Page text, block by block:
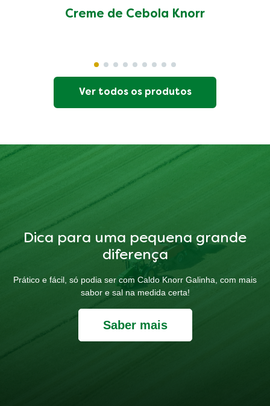
Creme de Cebola Knorr
Ver todos os produtos
Dica para uma pequena grande
diferença
Prático e fácil, só podia ser com Caldo Knorr Galinha, com mais
sabor e sal na medida certa!
Saber mais